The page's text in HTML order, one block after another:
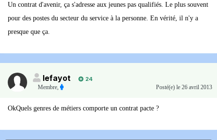
Un contrat d'avenir, ça s'adresse aux jeunes pas qualifiés. Le plus souvent
pour des postes du secteur du service à la personne. En vérité, il n'y a
presque que ça.
lefayot
24
Membre, Posté(e) le 26 avril 2013
OkQuels genres de métiers comporte un contrat pacte ?